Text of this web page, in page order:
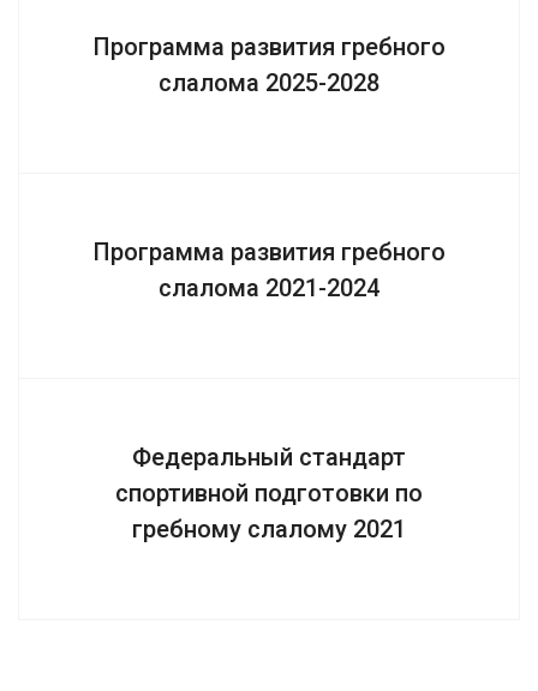
Программа развития гребного
слалома 2025-2028
Программа развития гребного
слалома 2021-2024
Федеральный стандарт
спортивной подготовки по
гребному слалому 2021